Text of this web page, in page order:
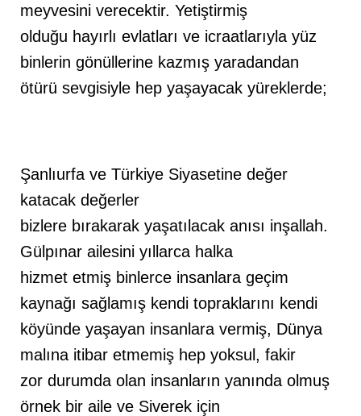
meyvesini verecektir. Yetiştirmiş
olduğu hayırlı evlatları ve icraatlarıyla yüz
binlerin gönüllerine kazmış yaradandan
ötürü sevgisiyle hep yaşayacak yüreklerde;
Şanlıurfa ve Türkiye Siyasetine değer
katacak değerler
bizlere bırakarak yaşatılacak anısı inşallah.
Gülpınar ailesini yıllarca halka
hizmet etmiş binlerce insanlara geçim
kaynağı sağlamış kendi topraklarını kendi
köyünde yaşayan insanlara vermiş, Dünya
malına itibar etmemiş hep yoksul, fakir
zor durumda olan insanların yanında olmuş
örnek bir aile ve Siverek için